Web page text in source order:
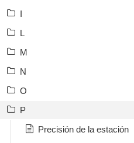
I
L
M
N
O
P
Precisión de la estación